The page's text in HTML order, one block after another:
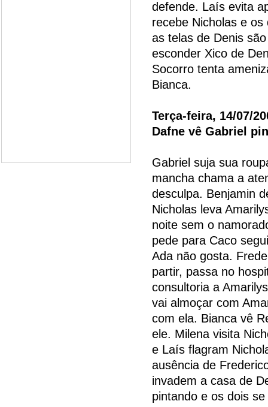
defende. Laís evita
recebe Nicholas e
as telas de Denis
esconder Xico de
Socorro tenta
Bianca.
Terça-feira, 14/07/
Dafne vê Gabriel
Gabriel suja sua
mancha chama a
desculpa. Benjamin
Nicholas leva
noite sem o
pede para Caco
Ada não gosta.
partir, passa no
consultoria a
vai almoçar com
com ela. Bianca vê
ele. Milena visita
e Laís flagram
ausência de
invadem a casa de
pintando e os dois